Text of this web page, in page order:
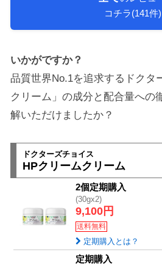
コチラ(141件)
いかがですか？
品質世界No.1を追求するドクタ
クリーム」の成分と配合量への
解いただけましたか？
ドクターズチョイス
HPクリームクリーム
2個定期購入
(30gx2)
9,100円
送料無料
定期購入とは？
定期購入